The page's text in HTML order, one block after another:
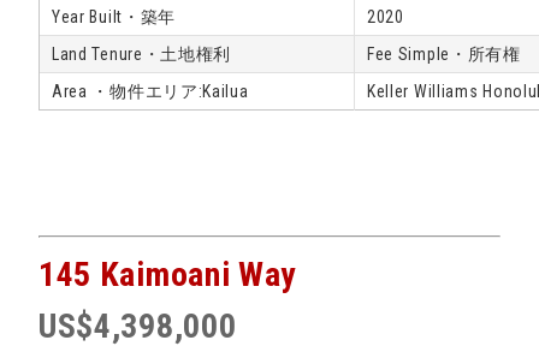
Year Built・築年
2020
Land Tenure・土地権利
Fee Simple・所有権
Area ・物件エリア:Kailua
Keller Williams
145 Kaimoani Way
US$4,398,000